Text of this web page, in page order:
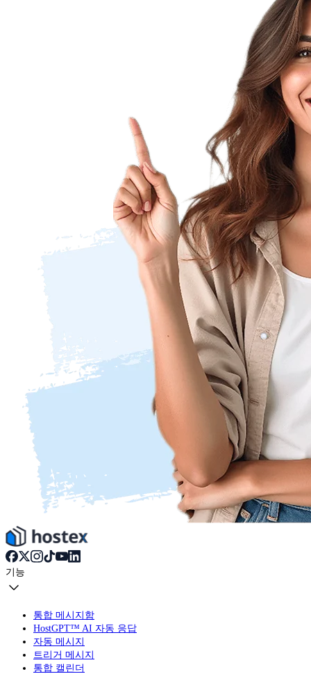
기능
통합 메시지함
HostGPT™ AI 자동 응답
자동 메시지
트리거 메시지
통합 캘린더